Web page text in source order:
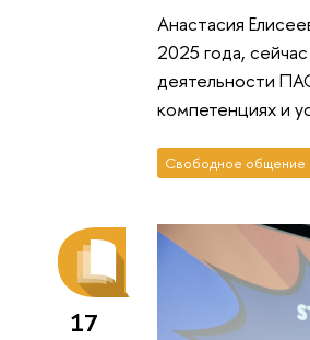
Анастасия
2025 года,
деятельности
компетенциях и
Свободное общение
17